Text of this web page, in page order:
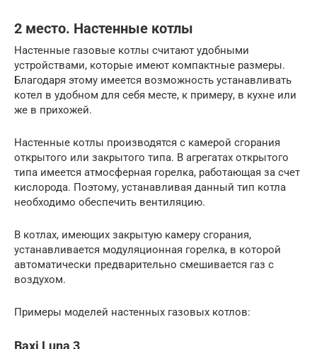
2 место. Настенные котлы
Настенные газовые котлы считают удобными
устройствами, которые имеют компактные размеры.
Благодаря этому имеется возможность устанавливать
котел в удобном для себя месте, к примеру, в кухне или
же в прихожей.
Настенные котлы производятся с камерой сгорания
открытого или закрытого типа. В агрегатах открытого
типа имеется атмосферная горелка, работающая за счет
кислорода. Поэтому, устанавливая данный тип котла
необходимо обеспечить вентиляцию.
В котлах, имеющих закрытую камеру сгорания,
устанавливается модуляционная горелка, в которой
автоматически предварительно смешивается газ с
воздухом.
Примеры моделей настенных газовых котлов:
Baxi Luna 3